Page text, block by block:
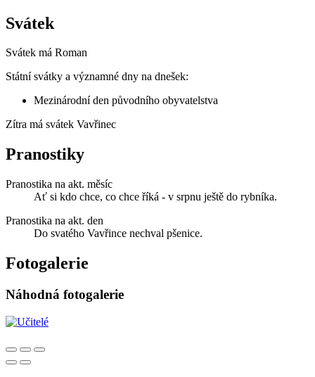
Svátek
Svátek má Roman
Státní svátky a významné dny na dnešek:
Mezinárodní den původního obyvatelstva
Zítra má svátek Vavřinec
Pranostiky
Pranostika na akt. měsíc
Ať si kdo chce, co chce říká - v srpnu ještě do rybníka.
Pranostika na akt. den
Do svatého Vavřince nechval pšenice.
Fotogalerie
Náhodná fotogalerie